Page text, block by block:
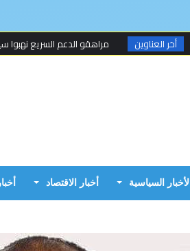
أخر العناوين
مراهقو الدعم السريع
الأخبار السياسية أخبار الاقتصاد